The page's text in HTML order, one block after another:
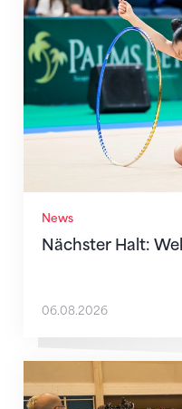
News
Nächster Halt:
06.08.2026
Mit klaren Zielen